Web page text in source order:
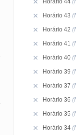
Horário 44
Horário 43
Horário 42
Horário 41
Horário 40
Horário 39
Horário 37
Horário 36
Horário 35
Horário 34